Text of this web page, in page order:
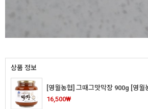
상품 정보
[영월농협] 그때그맛막장 900g [영월
16,500₩